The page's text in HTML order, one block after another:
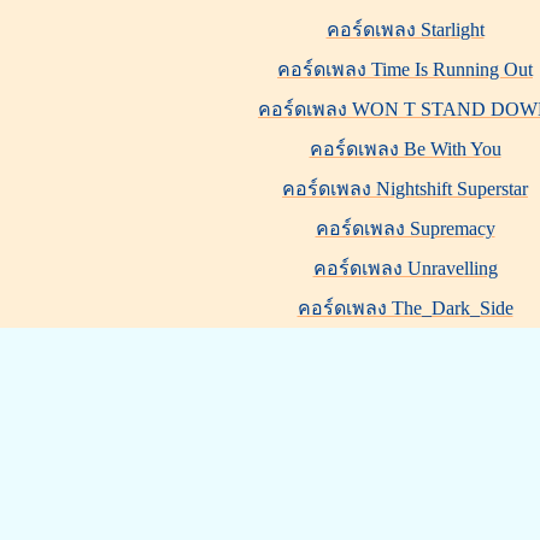
คอร์ดเพลง Starlight
คอร์ดเพลง Time Is Running Out
คอร์ดเพลง WON T STAND
คอร์ดเพลง Be With You
คอร์ดเพลง Nightshift Superstar
คอร์ดเพลง Supremacy
คอร์ดเพลง Unravelling
คอร์ดเพลง The_Dark_Side